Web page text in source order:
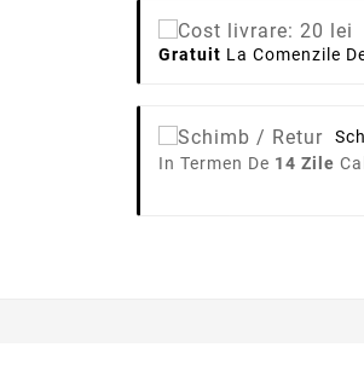
Gratuit La Comenzile
In Termen De 14 Zile